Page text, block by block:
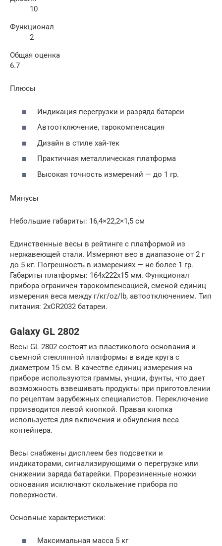
10
Функционал
2
Общая оценка
6.7
Плюсы
Индикация перегрузки и разряда батареи
Автоотключение, тарокомпенсация
Дизайн в стиле хай-тек
Практичная металлическая платформа
Высокая точность измерений — до 1 гр.
Минусы
Небольшие габариты: 16,4×22,2×1,5 см
Единственные весы в рейтинге с платформой из
нержавеющей стали. Измеряют вес в диапазоне от 2 г
до 5 кг. Погрешность в измерениях — не более 1 гр.
Габариты платформы: 164x222x15 мм. Функционал
прибора ограничен тарокомпенсацией, сменой единиц
измерения веса между г/кг/oz/lb, автоотключением. Тип
питания: 2xCR2032 батареи.
Galaxy GL 2802
Весы GL 2802 состоят из пластикового основания и
съемной стеклянной платформы в виде круга с
диаметром 15 см. В качестве единиц измерения на
приборе используются граммы, унции, фунты, что дает
возможность взвешивать продукты при приготовлении
по рецептам зарубежных специалистов. Переключение
производится левой кнопкой. Правая кнопка
используется для включения и обнуления веса
контейнера.
Весы снабжены дисплеем без подсветки и
индикаторами, сигнализирующими о перегрузке или
снижении заряда батарейки. Прорезиненные ножки
основания исключают скольжение прибора по
поверхности.
Основные характеристики:
Максимальная масса 5 кг